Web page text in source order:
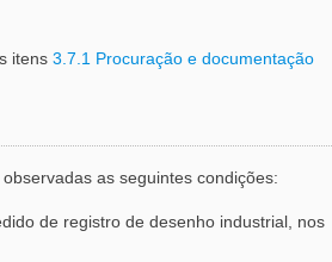
itens 3.7.1 Procuração e documentação
as seguintes condições:
de registro de desenho industrial, nos